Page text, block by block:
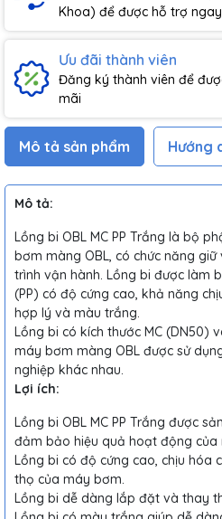
Khoa) để được hỗ trợ
Ưu đãi thành viên
Đăng ký thành viên để
mãi
Mô tả sản phẩm Hướng
Mô tả:
Lồng bi OBL MC PP Trắng là bộ
bơm màng OBL, có chức năng
trình vận hành. Lồng bi được làm
(PP) có độ cứng cao, khả năng
hợp lý và màu trắng.
Lồng bi có kích thước MC (DN50)
máy bơm màng OBL được sử
nghiệp khác nhau.
Lợi ích:
Lồng bi OBL MC PP Trắng được
đảm bảo hiệu quả hoạt động
Lồng bi có độ cứng cao, chịu hóa
thọ của máy bơm.
Lồng bi dễ dàng lắp đặt và thay